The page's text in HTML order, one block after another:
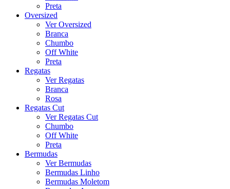
Preta
Oversized
Ver Oversized
Branca
Chumbo
Off White
Preta
Regatas
Ver Regatas
Branca
Rosa
Regatas Cut
Ver Regatas Cut
Chumbo
Off White
Preta
Bermudas
Ver Bermudas
Bermudas Linho
Bermudas Moletom